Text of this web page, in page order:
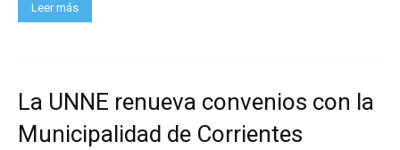
Leer más
La UNNE renueva convenios con la
Municipalidad de Corrientes